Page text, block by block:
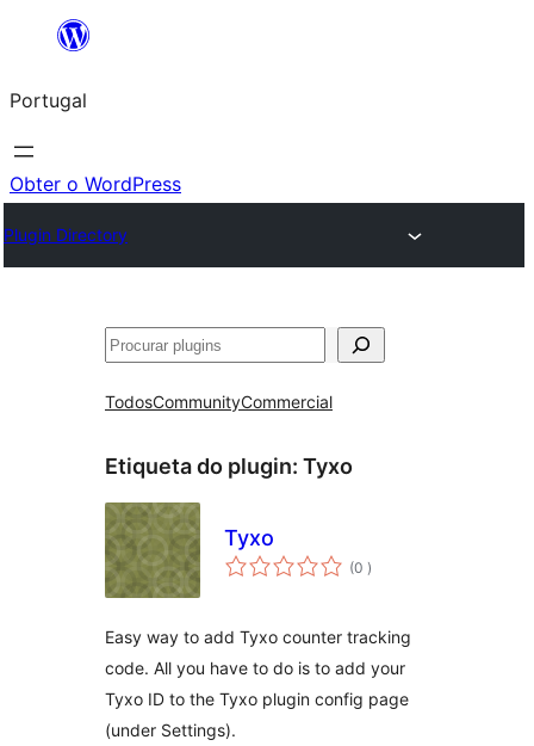
Saltar
o
conteúdo
Portugal
Obter o WordPress
Plugin Directory
Pesquisar
TodosCommunityCommercial
Etiqueta do plugin: Tyxo
Tyxo
(0 classificações
)
Easy way to add Tyxo counter tracking
code. All you have to do is to add your
Tyxo ID to the Tyxo plugin config page
(under Settings).